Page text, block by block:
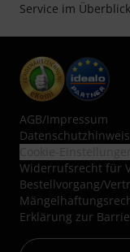
Service im Überblick
AGB/Impressum
Widerrufsrecht für
Bestellvorgang/
Erklärung zur